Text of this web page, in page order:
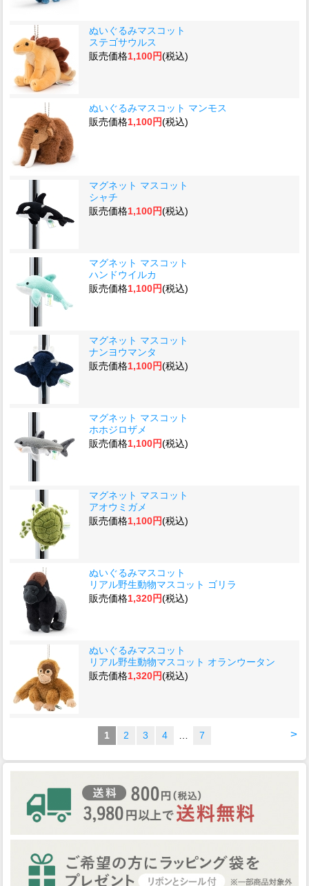
ぬいぐるみマスコット
ステゴサウルス
販売価格1,100円(税込)
ぬいぐるみマスコット マンモス
販売価格1,100円(税込)
マグネット マスコット
シャチ
販売価格1,100円(税込)
マグネット マスコット
ハンドウイルカ
販売価格1,100円(税込)
マグネット マスコット
ナンヨウマンタ
販売価格1,100円(税込)
マグネット マスコット
ホホジロザメ
販売価格1,100円(税込)
マグネット マスコット
アオウミガメ
販売価格1,100円(税込)
ぬいぐるみマスコット
リアル野生動物マスコット ゴリラ
販売価格1,320円(税込)
ぬいぐるみマスコット
リアル野生動物マスコット オランウータン
販売価格1,320円(税込)
>
1 2 3 4 7